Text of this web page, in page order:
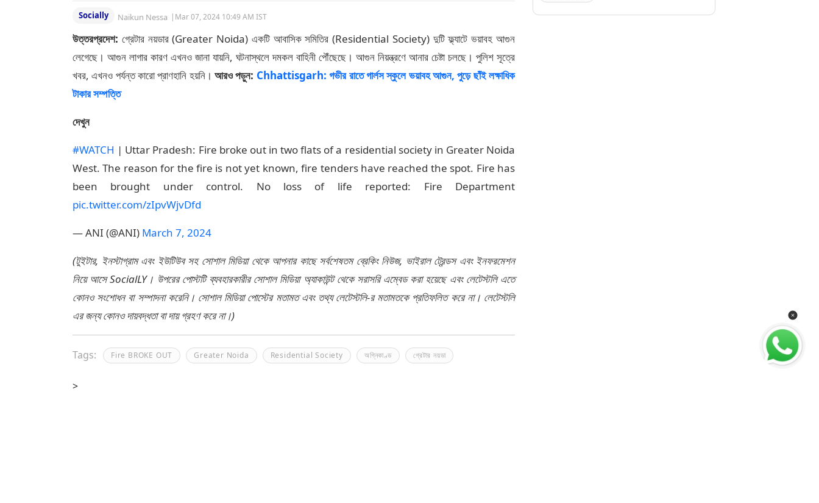
Socially Naikun Nessa | Mar 07, 2024 10:49 AM IST
উত্তরপ্রদেশ: গ্রেটার নয়ডার (Greater Noida) একটি আবাসিক সমিতির (Residential Society) দুটি ফ্ল্যাটে ভয়াবহ আগুন
লেগেছে। আগুন লাগার কারণ এখনও জানা যায়নি, ঘটনাস্থলে দমকল বাহিনী পৌঁছেছে। আগুন নিয়ন্ত্রণে আনার চেষ্টা চলছে। পুলিশ সূত্রে
খবর, এখনও পর্যন্ত কারো প্রাণহানি হয়নি।আরও পড়ুন: Chhattisgarh: গভীর রাতে গার্লস স্কুলে ভয়াবহ আগুন, পুড়ে ছাঁই লক্ষাধিক
টাকার সম্পত্তি
দেখুন
#WATCH | Uttar Pradesh: Fire broke out in two flats of a residential society in Greater Noida
West. The reason for the fire is not yet known, fire tenders have reached the spot. Fire has
been brought under control. No loss of life reported: Fire Department
pic.twitter.com/zIpvWjvDfd
— ANI (@ANI) March 7, 2024
(টুইটার, ইনস্টাগ্রাম এবং ইউটিউব সহ সোশাল মিডিয়া থেকে আপনার কাছে সর্বশেষতম ব্রেকিং নিউজ, ভাইরাল ট্রেন্ডস এবং ইনফরমেশন
নিয়ে আসে SocialLY। উপরের পোস্টটি ব্যবহারকারীর সোশাল মিডিয়া অ্যাকাউন্ট থেকে সরাসরি এম্বেড করা হয়েছে এবং লেটেস্টলি এতে
কোনও সংশোধন বা সম্পাদনা করেনি। সোশাল মিডিয়া পোস্টের মতামত এবং তথ্য লেটেস্টলি-র মতামতকে প্রতিফলিত করে না। লেটেস্টলি
এর জন্য কোনও দায়বদ্ধতা বা দায় গ্রহণ করে না।)
Tags: Fire BROKE OUT Greater Noida Residential Society অগ্নিকাণ্ড গ্রেটার নয়ডা
>